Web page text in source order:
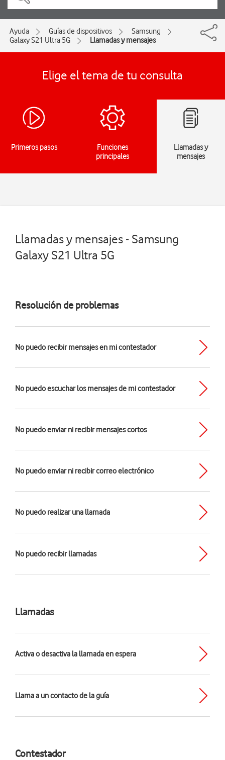
Ayuda Guías de dispositivos
Samsung
Galaxy S21 Ultra 5G
Llamadas y mensajes
Elige el tema de tu consulta
Primeros pasos
Funciones
principales
Llamadas y
mensajes
Llamadas y mensajes - Samsung
Galaxy S21 Ultra 5G
Resolución de problemas
No puedo recibir mensajes en mi contestador
No puedo escuchar los mensajes de mi contestador
No puedo enviar ni recibir mensajes cortos
No puedo enviar ni recibir correo electrónico
No puedo realizar una llamada
No puedo recibir llamadas
Llamadas
Activa o desactiva la llamada en espera
Llama a un contacto de la guía
Contestador